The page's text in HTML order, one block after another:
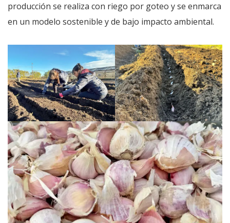
producción se realiza con riego por goteo y se enmarca
en un modelo sostenible y de bajo impacto ambiental.